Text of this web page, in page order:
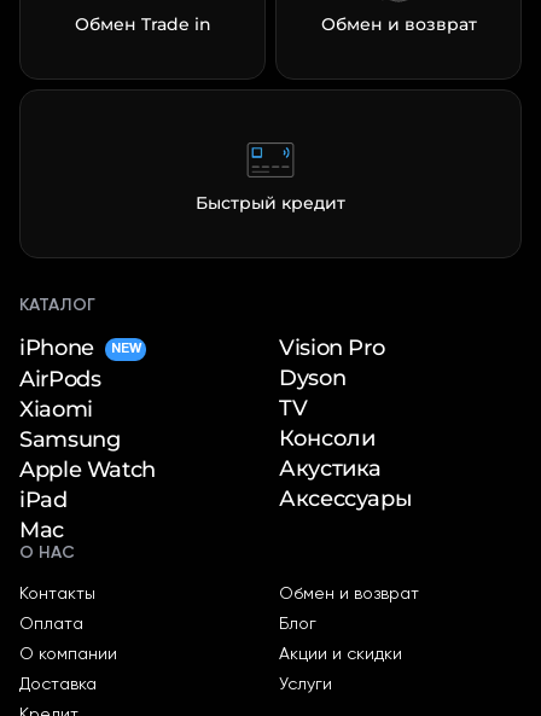
Обмен Trade in Обмен и возврат
Быстрый кредит
КАТАЛОГ
iPhone NEW
AirPods
Xiaomi
Samsung
Apple Watch
iPad
Mac
Vision Pro
Dyson
TV
Консоли
Акустика
Аксессуары
О НАС
Контакты
Оплата
О компании
Доставка
Обмен и возврат
Блог
Акции и скидки
Услуги